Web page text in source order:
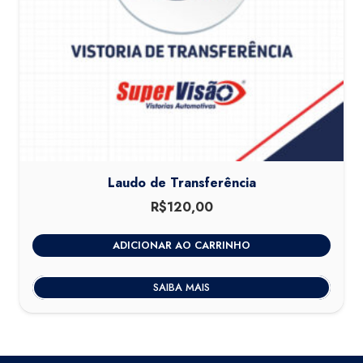
Laudo de Transferência
R$120,00
ADICIONAR AO CARRINHO
SAIBA MAIS